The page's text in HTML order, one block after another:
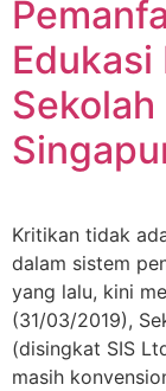
Edukasi
Kritikan tidak
dalam sistem
yang lalu, kini
(31/03/2019),
(disingkat SIS
masih